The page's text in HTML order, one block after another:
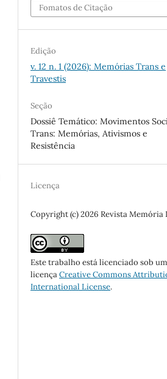
Fomatos de Citação
Edição
v. 12 n. 1 (2026): Memórias Trans e
Travestis
Seção
Dossiê Temático: Movimentos
Trans: Memórias, Ativismos e
Resistência
Licença
Copyright (c) 2026 Revista Memória
Este trabalho está licenciado sob
licençaCreative Commons
International License.